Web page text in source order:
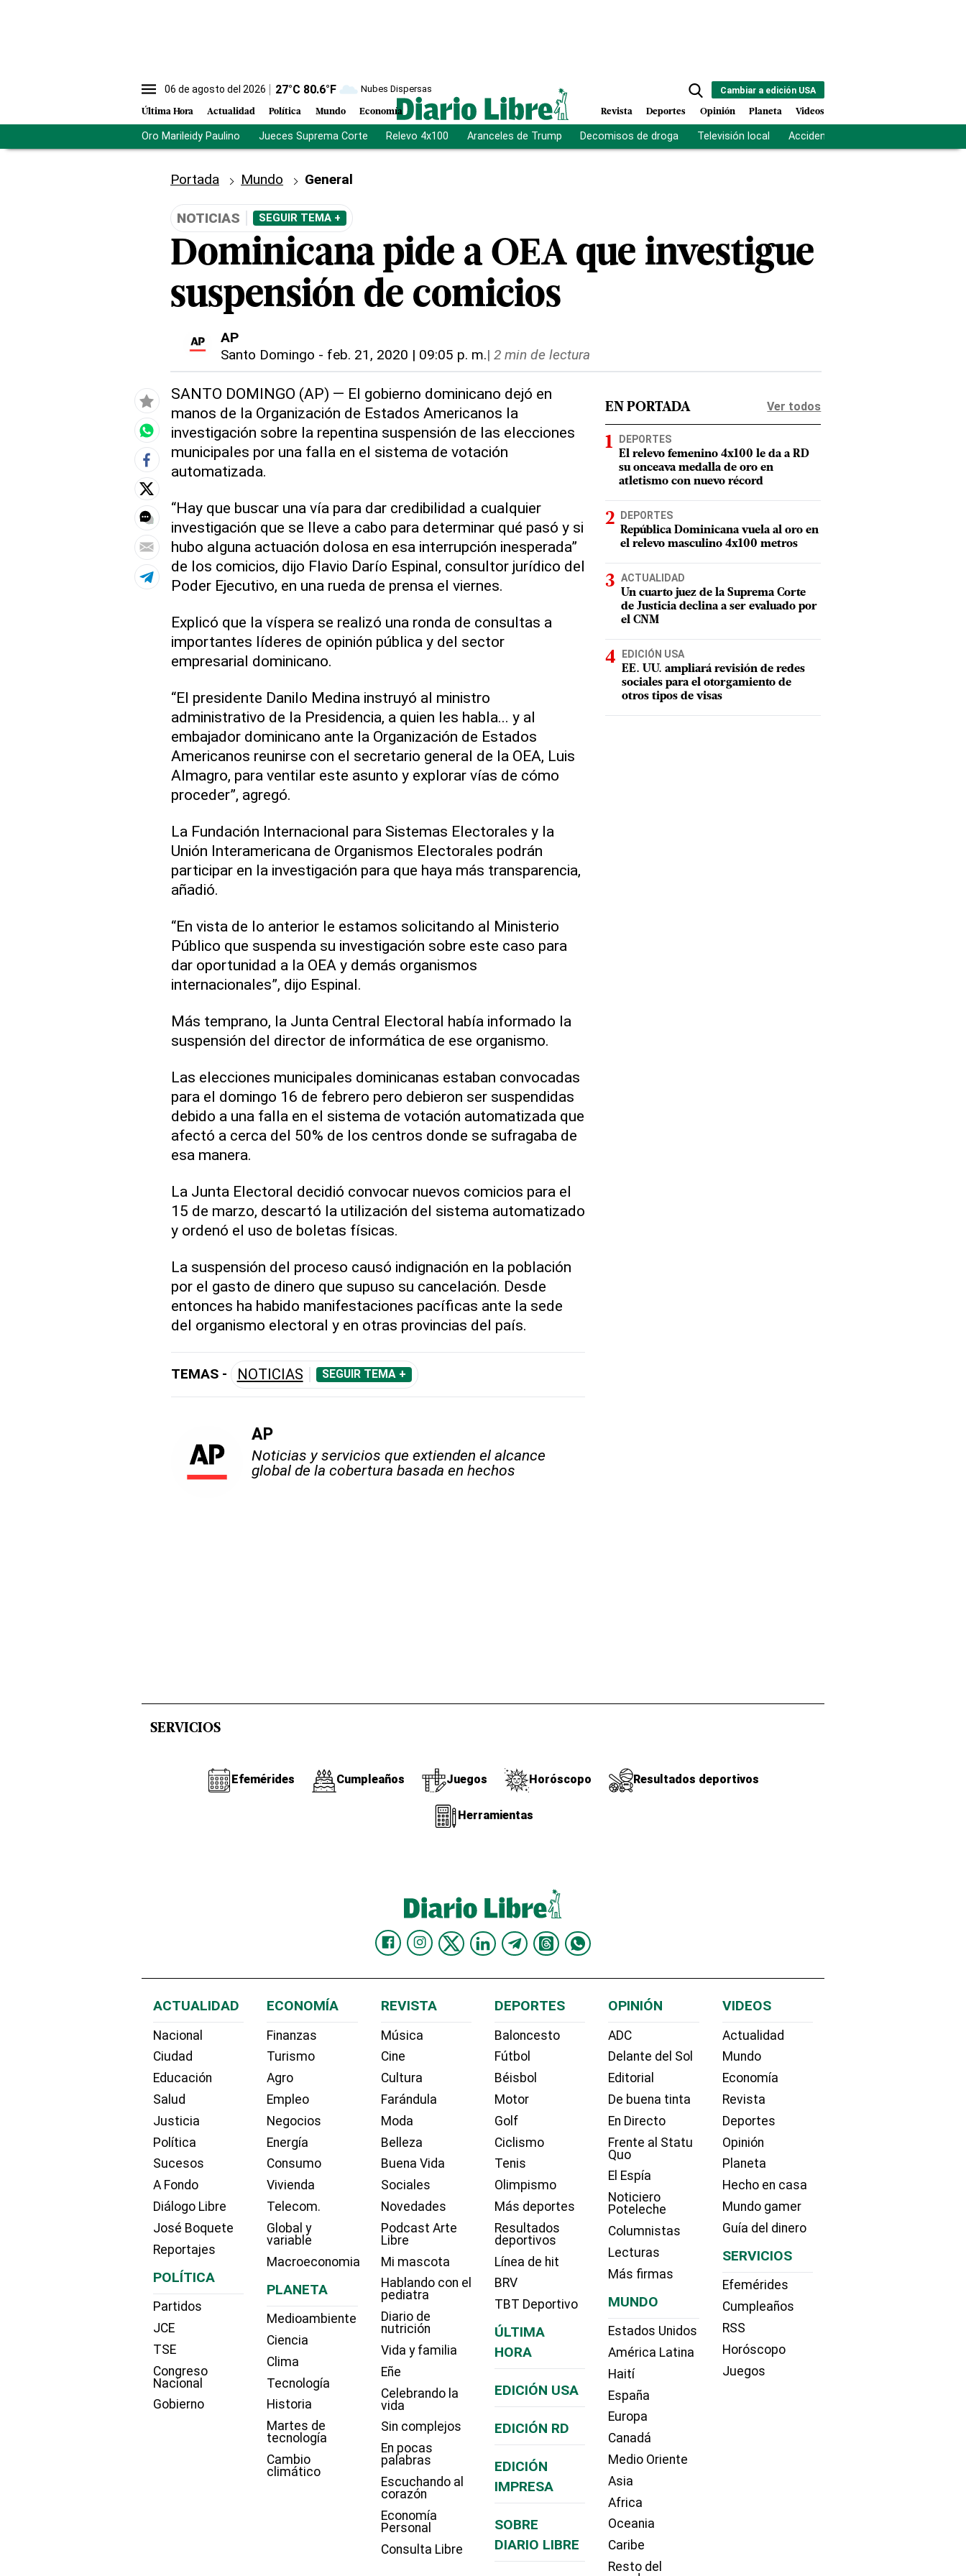
06 de agosto del 2026 27°C 80.6°F Nubes Dispersas
Última Hora Actualidad Política Mundo Economía
Cambiar a edición USA
Revista Deportes Opinión Planeta Videos
Oro Marileidy Paulino Jueces Suprema Corte Relevo 4x100 Aranceles de Trump Decomisos de droga Televisión local Accidente Los Ríos
Portada Mundo General
NOTICIAS SEGUIR TEMA +
Dominicana pide a OEA que investigue
suspensión de comicios
AP
Santo Domingo - feb. 21, 2020 | 09:05 p. m.| 2 min de lectura
SANTO DOMINGO (AP) — El gobierno dominicano dejó en
manos de la Organización de Estados Americanos la
investigación sobre la repentina suspensión de las elecciones
municipales por una falla en el sistema de votación
automatizada.
“Hay que buscar una vía para dar credibilidad a cualquier
investigación que se lleve a cabo para determinar qué pasó y si
hubo alguna actuación dolosa en esa interrupción inesperada”
de los comicios, dijo Flavio Darío Espinal, consultor jurídico del
Poder Ejecutivo, en una rueda de prensa el viernes.
Explicó que la víspera se realizó una ronda de consultas a
importantes líderes de opinión pública y del sector
empresarial dominicano.
“El presidente Danilo Medina instruyó al ministro
administrativo de la Presidencia, a quien les habla... y al
embajador dominicano ante la Organización de Estados
Americanos reunirse con el secretario general de la OEA, Luis
Almagro, para ventilar este asunto y explorar vías de cómo
proceder”, agregó.
La Fundación Internacional para Sistemas Electorales y la
Unión Interamericana de Organismos Electorales podrán
participar en la investigación para que haya más transparencia,
añadió.
“En vista de lo anterior le estamos solicitando al Ministerio
Público que suspenda su investigación sobre este caso para
dar oportunidad a la OEA y demás organismos
internacionales”, dijo Espinal.
Más temprano, la Junta Central Electoral había informado la
suspensión del director de informática de ese organismo.
Las elecciones municipales dominicanas estaban convocadas
para el domingo 16 de febrero pero debieron ser suspendidas
debido a una falla en el sistema de votación automatizada que
afectó a cerca del 50% de los centros donde se sufragaba de
esa manera.
La Junta Electoral decidió convocar nuevos comicios para el
15 de marzo, descartó la utilización del sistema automatizado
y ordenó el uso de boletas físicas.
La suspensión del proceso causó indignación en la población
por el gasto de dinero que supuso su cancelación. Desde
entonces ha habido manifestaciones pacíficas ante la sede
del organismo electoral y en otras provincias del país.
TEMAS - NOTICIAS SEGUIR TEMA +
AP
Noticias y servicios que extienden el alcance
global de la cobertura basada en hechos
EN PORTADA Ver todos
DEPORTES
El relevo femenino 4x100 le da a RD
su onceava medalla de oro en
atletismo con nuevo récord
DEPORTES
República Dominicana vuela al oro en
el relevo masculino 4x100 metros
ACTUALIDAD
Un cuarto juez de la Suprema Corte
de Justicia declina a ser evaluado por
el CNM
EDICIÓN USA
EE. UU. ampliará revisión de redes
sociales para el otorgamiento de
otros tipos de visas
SERVICIOS
Efemérides Cumpleaños Juegos Horóscopo Resultados deportivos
Herramientas
ACTUALIDAD
Nacional
Ciudad
Educación
Salud
Justicia
Política
Sucesos
A Fondo
Diálogo Libre
José Boquete
Reportajes
POLÍTICA
Partidos
JCE
TSE
Congreso
Nacional
Gobierno
ECONOMÍA
Finanzas
Turismo
Agro
Empleo
Negocios
Energía
Consumo
Vivienda
Telecom.
Global y
variable
Macroeconomia
PLANETA
Medioambiente
Ciencia
Clima
Tecnología
Historia
Martes de
tecnología
Cambio
climático
REVISTA
Música
Cine
Cultura
Farándula
Moda
Belleza
Buena Vida
Sociales
Novedades
Podcast Arte
Libre
Mi mascota
Hablando con el
pediatra
Diario de
nutrición
Vida y familia
Eñe
Celebrando la
vida
Sin complejos
En pocas
palabras
Escuchando al
corazón
Economía
Personal
Consulta Libre
DEPORTES
Baloncesto
Fútbol
Béisbol
Motor
Golf
Ciclismo
Tenis
Olimpismo
Más deportes
Resultados
deportivos
Línea de hit
BRV
TBT Deportivo
ÚLTIMA
HORA
EDICIÓN USA
EDICIÓN RD
EDICIÓN
IMPRESA
SOBRE
DIARIO LIBRE
OPINIÓN
ADC
Delante del Sol
Editorial
De buena tinta
En Directo
Frente al Statu
Quo
El Espía
Noticiero
Poteleche
Columnistas
Lecturas
Más firmas
MUNDO
Estados Unidos
América Latina
Haití
España
Europa
Canadá
Medio Oriente
Asia
Africa
Oceania
Caribe
Resto del
VIDEOS
Actualidad
Mundo
Economía
Revista
Deportes
Opinión
Planeta
Hecho en casa
Mundo gamer
Guía del dinero
SERVICIOS
Efemérides
Cumpleaños
RSS
Horóscopo
Juegos